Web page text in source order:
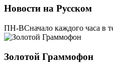
Новости на Русском
ПН-ВСначало каждого часа в
Золотой Граммофон